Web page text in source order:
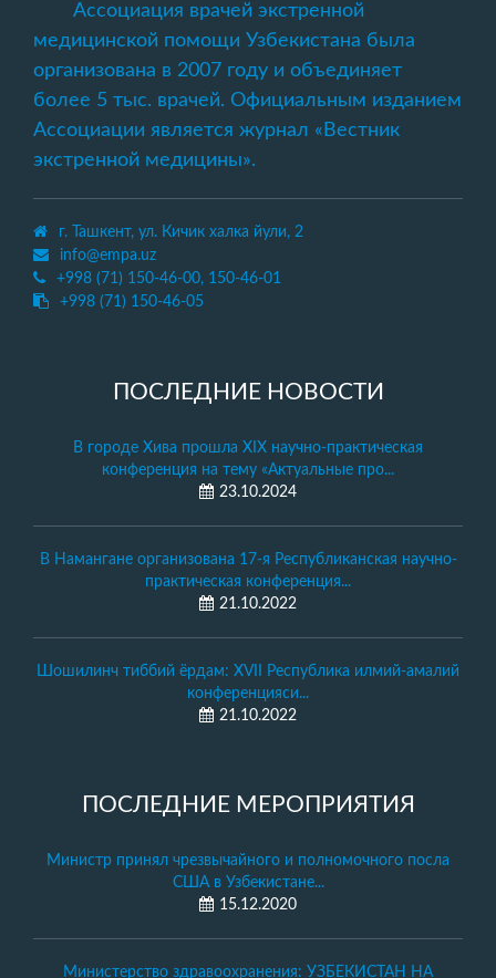
Ассоциация врачей экстренной
медицинской помощи Узбекистана была
организована в 2007 году и объединяет
более 5 тыс. врачей. Официальным изданием
Ассоциации является журнал «Вестник
экстренной медицины».
г. Ташкент, ул. Кичик халка йули, 2
info@empa.uz
+998 (71) 150-46-00, 150-46-01
+998 (71) 150-46-05
ПОСЛЕДНИЕ НОВОСТИ
В городе Хива прошла XIX научно-практическая
конференция на тему «Актуальные про...
23.10.2024
В Намангане организована 17-я Республиканская научно-
практическая конференция...
21.10.2022
Шошилинч тиббий ёрдам: XVII Республика илмий-амалий
конференцияси...
21.10.2022
ПОСЛЕДНИЕ МЕРОПРИЯТИЯ
Министр принял чрезвычайного и полномочного посла
США в Узбекистане...
15.12.2020
Министерство здравоохранения: УЗБЕКИСТАН НА